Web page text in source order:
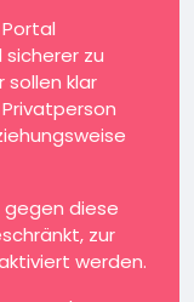
zu
sollen klar
gegen diese
zur
werden.